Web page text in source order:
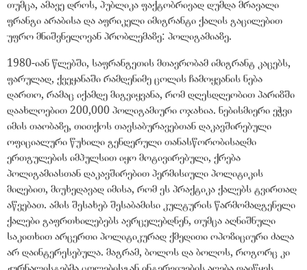
თუმცა, ამავე დროს, პუბლიკა ფაქტობრივად დუმდა მრავალი
ფრანგი არაბისა და აფრიკელი იმიგრანტი ქალის გაცილებით
უფრო მნიშვნელოვან პრობლემაზე: პოლიგამიაზე.
1980-იან წლებში, საფრანგეთის მთავრობამ იმიგრანტ კაცებს,
ფარულად, ქვეყანაში რამდენიმე ცოლის ჩამოყვანის ნება
დართო, რამაც იქამდე მიგვიყვანა, რომ დღესდღეობით პარიზში
დაახლოებით 200,000 პოლიგამიური ოჯახია. ნებისმიერი ეჭვი
იმის თაობაზე, თითქოს თავსაბურავებთან დაკავშირებული
ოფიციალური წუხილი გენდერული თანასწორობისადმი
ერთგულების იმპულსით იყო მოტივირებული, ქრება
პოლიგამიასთან დაკავშირებით პერმისიული პოლიტიკის
მიღებით, მიუხედავად იმისა, რომ ეს პრაქტიკა ქალებს ტვირთად
აწვებათ. ამის შესახებ შესაბამისი კულტურის წარმომადგენელი
ქალები გაფრთხილებებს ავრცელებდნენ, თუმცა აღნიშნული
საკითხით არცერთი პოლიტიკურად ქმედითი ოპოზიციური ძალა
არ დაინტერესებულა. მაგრამ, ბოლოს და ბოლოს, როგორც კი